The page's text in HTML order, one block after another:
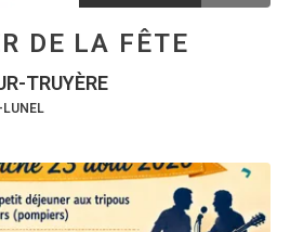
DE LA FÊTE
TRUYÈRE
LUNEL